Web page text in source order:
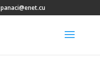
panaci@enet.cu